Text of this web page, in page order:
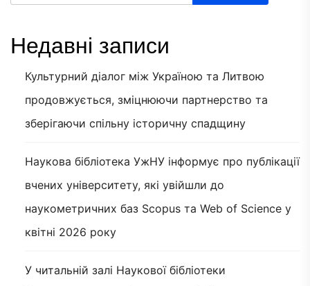
Недавні записи
Культурний діалог між Україною та Литвою
продовжується, зміцнюючи партнерство та
зберігаючи спільну історичну спадщину
Наукова бібліотека УжНУ інформує про публікації
вчених університету, які увійшли до
наукометричних баз Scopus та Web of Science у
квітні 2026 року
У читальній залі Наукової бібліотеки